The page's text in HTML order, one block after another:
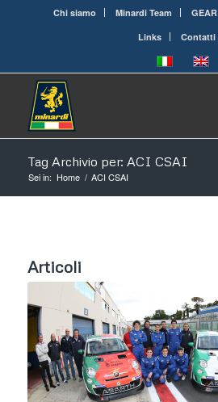
Chi siamo Minardi Team GEAR
Links
Contatti
Tag Archivio per: ACI CSAI
Sei in: Home / ACI CSAI
Articoli